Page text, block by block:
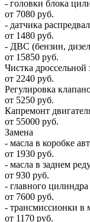
- головки блока
от 7080 руб.
- датчика
от 1480 руб.
- ДВС (бензин,
от 15850 руб.
Чистка дроссельной
от 2240 руб.
Регулировка
от 5250 руб.
Капремонт
от 55000 руб.
Замена
- масла в коробке
от 1930 руб.
- масла в заднем
от 930 руб.
- главного
от 7600 руб.
- трансмиссионки в
от 1170 руб.